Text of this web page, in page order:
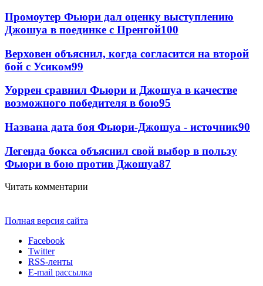
Промоутер Фьюри дал оценку выступлению
Джошуа в поединке с Пренгой100
Верховен объяснил, когда согласится на второй
бой с Усиком99
Уоррен сравнил Фьюри и Джошуа в качестве
возможного победителя в бою95
Названа дата боя Фьюри-Джошуа - источник90
Легенда бокса объяснил свой выбор в пользу
Фьюри в бою против Джошуа87
Читать комментарии
Полная версия сайта
Facebook
Twitter
RSS-ленты
E-mail рассылка